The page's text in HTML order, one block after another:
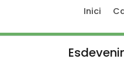
Inici